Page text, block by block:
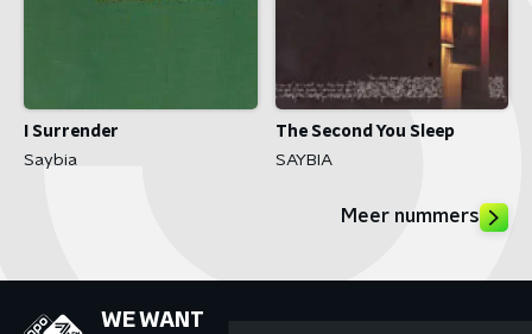
I Surrender
Saybia
The Second You Sleep
SAYBIA
Meer nummers
WE WANT